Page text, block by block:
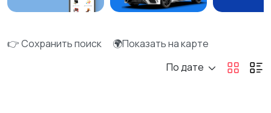
👉 Сохранить поиск
🌍Показать на карте
По дате